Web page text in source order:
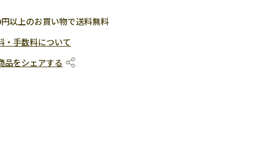
以上のお買い物で送料無料
・手数料について
品をシェアする